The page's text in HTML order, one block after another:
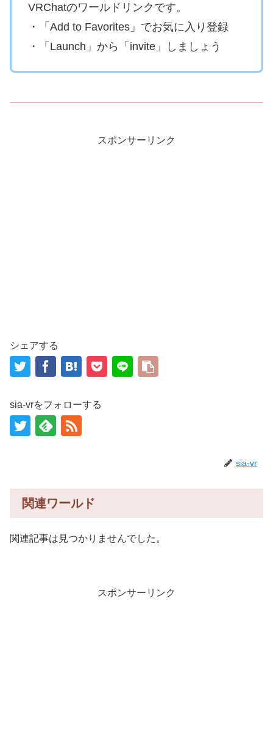
VRChatのワールドリンクです。
・「Add to Favorites」でお気に入り登録
・「Launch」から「invite」しましょう
スポンサーリンク
シェアする
sia-vrをフォローする
sia-vr
関連ワールド
関連記事は見つかりませんでした。
スポンサーリンク